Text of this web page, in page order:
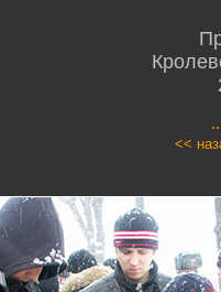
<<